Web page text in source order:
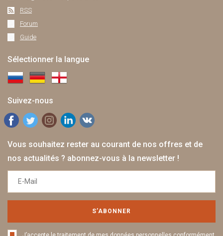
RSS
Forum
Guide
Sélectionner la langue
Suivez-nous
Vous souhaitez rester au courant de nos offres et de
nos actualités ? abonnez-vous à la newsletter !
S’ABONNER